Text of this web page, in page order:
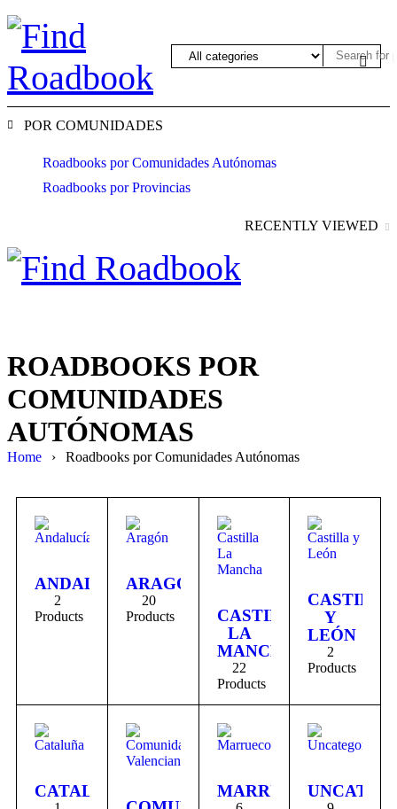
POR COMUNIDADES
Roadbooks por Comunidades Autónomas
Roadbooks por Provincias
RECENTLY VIEWED
ROADBOOKS POR
COMUNIDADES
AUTÓNOMAS
Home › Roadbooks por Comunidades Autónomas
ANDALUCÍA
2
Products
ARAGÓN
20
Products
CASTILLA
LA
MANCHA
22
Products
CASTILLA
Y
LEÓN
2
Products
CATALUÑA MARRUECOS